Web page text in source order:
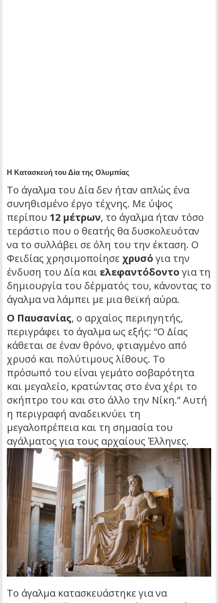
Η Κατασκευή του Δία της Ολυμπίας
Το άγαλμα του Δία δεν ήταν απλώς ένα
συνηθισμένο έργο τέχνης. Με ύψος
περίπου 12 μέτρων, το άγαλμα ήταν τόσο
τεράστιο που ο θεατής θα δυσκολευόταν
να το συλλάβει σε όλη του την έκταση. Ο
Φειδίας χρησιμοποίησε χρυσόγια την
ένδυση του Δία και ελεφαντόδοντογια τη
δημιουργία του δέρματός του, κάνοντας το
άγαλμα να λάμπει με μια θεϊκή αύρα.
Ο Παυσανίας, ο αρχαίος περιηγητής,
περιγράφει το άγαλμα ως εξής: “Ο Δίας
κάθεται σε έναν θρόνο, φτιαγμένο από
χρυσό και πολύτιμους λίθους. Το
πρόσωπό του είναι γεμάτο σοβαρότητα
και μεγαλείο, κρατώντας στο ένα χέρι το
σκήπτρο του και στο άλλο την Νίκη.”Αυτή
η περιγραφή αναδεικνύει τη
μεγαλοπρέπεια και τη σημασία του
αγάλματος για τους αρχαίους Έλληνες.
Το άγαλμα κατασκευάστηκε για να